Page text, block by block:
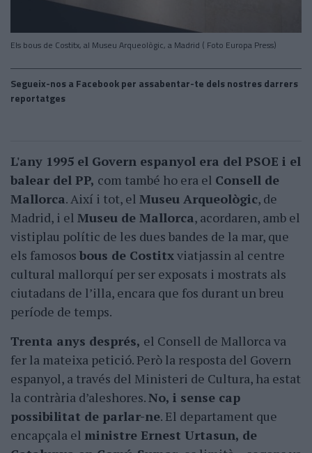
Els bous de Costitx, al Museu Arqueològic, a Madrid ( Foto Europa Press)
Segueix-nos a Facebook per assabentar-te dels nostres darrers
reportatges
L'any 1995 el Govern espanyol era del PSOE i el
balear del PP, com també ho era el Consell de
Mallorca. Així i tot, el Museu Arqueològic, de
Madrid, i el Museu de Mallorca, acordaren, amb el
vistiplau polític de les dues bandes de la mar, que
els famosos bous de Costitxviatjassin al centre
cultural mallorquí per ser exposats i mostrats als
ciutadans de l’illa, encara que fos durant un breu
període de temps.
Trenta anys després, el Consell de Mallorca va
fer la mateixa petició. Però la resposta del Govern
espanyol, a través del Ministeri de Cultura, ha estat
la contrària d’aleshores.No, i sense cap
possibilitat de parlar-ne. El departament que
encapçala el ministre Ernest Urtasun, de